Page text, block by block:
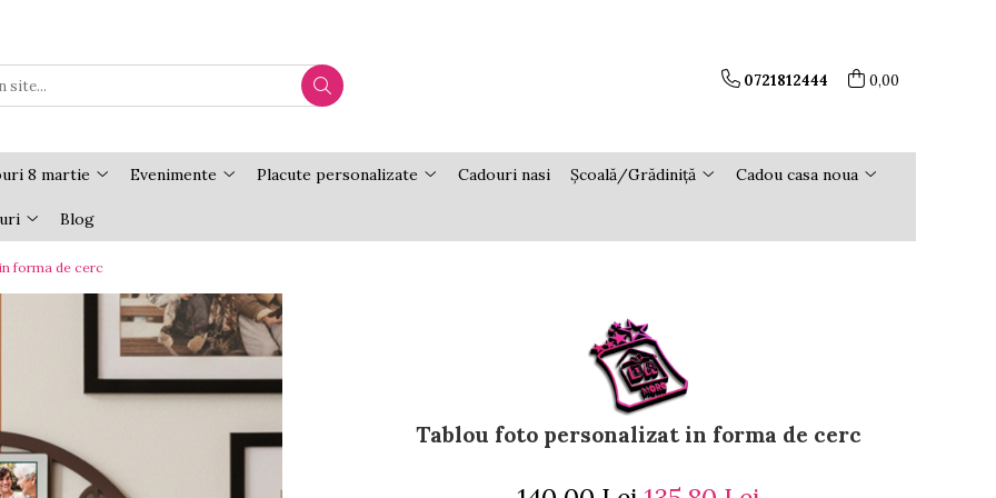
0721812444 0,00
8 martie Evenimente Placute personalizate Cadouri nasi Școală/Grădiniță Cadou casa noua
Blog
forma de cerc
Tablou foto personalizat in forma de cerc